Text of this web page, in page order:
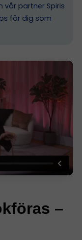
vår partner Spiris
för dig som
–